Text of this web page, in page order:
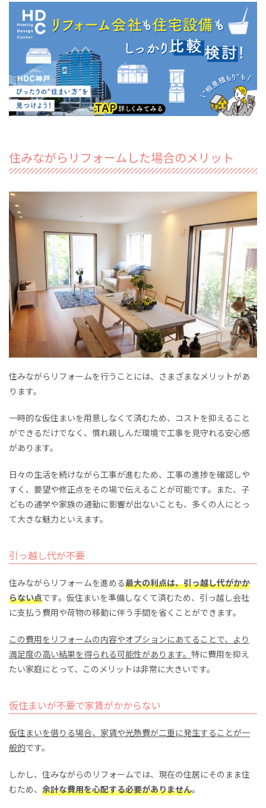
住みながらリフォームした場合のメリット
住みながらリフォームを行うことには、さまざまなメリットがあ
ります。
一時的な仮住まいを用意しなくて済むため、コストを抑えること
ができるだけでなく、慣れ親しんだ環境で工事を見守れる安心感
があります。
日々の生活を続けながら工事が進むため、工事の進捗を確認しや
すく、要望や修正点をその場で伝えることが可能です。また、子
どもの通学や家族の通勤に影響が出ないことも、多くの人にとっ
て大きな魅力といえます。
引っ越し代が不要
住みながらリフォームを進める最大の利点は、引っ越し代がかか
らない点です。仮住まいを準備しなくて済むため、引っ越し会社
に支払う費用や荷物の移動に伴う手間を省くことができます。
この費用をリフォームの内容やオプションにあてることで、より
満足度の高い結果を得られる可能性があります。 特に費用を抑え
たい家庭にとって、このメリットは非常に大きいです。
仮住まいが不要で家賃がかからない
仮住まいを借りる場合、家賃や光熱費が二重に発生することが一
般的です。
しかし、住みながらのリフォームでは、現在の住居にそのまま住
むため、 余計な費用を心配する必要がありません。